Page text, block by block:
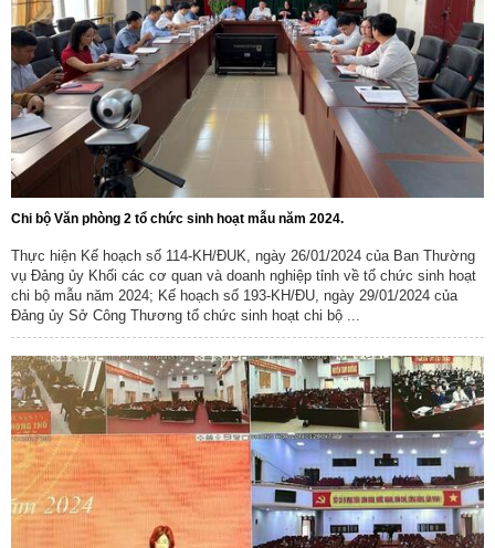
Chi bộ Văn phòng 2 tổ chức sinh hoạt mẫu năm 2024.
Thực hiện Kế hoạch số 114-KH/ĐUK, ngày 26/01/2024 của Ban Thường
vụ Đảng ủy Khối các cơ quan và doanh nghiệp tỉnh về tổ chức sinh hoạt
chi bộ mẫu năm 2024; Kế hoạch số 193-KH/ĐU, ngày 29/01/2024 của
Đảng ủy Sở Công Thương tổ chức sinh hoạt chi bộ ...